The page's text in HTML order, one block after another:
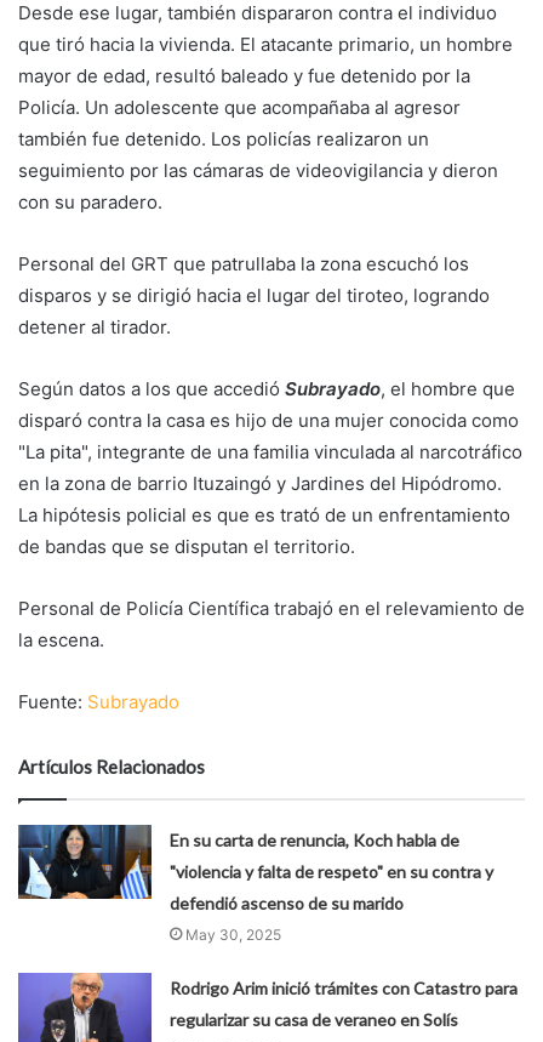
Desde ese lugar, también dispararon contra el individuo
que tiró hacia la vivienda. El atacante primario, un hombre
mayor de edad, resultó baleado y fue detenido por la
Policía. Un adolescente que acompañaba al agresor
también fue detenido. Los policías realizaron un
seguimiento por las cámaras de videovigilancia y dieron
con su paradero.
Personal del GRT que patrullaba la zona escuchó los
disparos y se dirigió hacia el lugar del tiroteo, logrando
detener al tirador.
Según datos a los que accedió Subrayado, el hombre que
disparó contra la casa es hijo de una mujer conocida como
"La pita", integrante de una familia vinculada al narcotráfico
en la zona de barrio Ituzaingó y Jardines del Hipódromo.
La hipótesis policial es que es trató de un enfrentamiento
de bandas que se disputan el territorio.
Personal de Policía Científica trabajó en el relevamiento de
la escena.
Fuente: Subrayado
Artículos Relacionados
En su carta de renuncia, Koch habla de
"violencia y falta de respeto" en su contra y
defendió ascenso de su marido
May 30, 2025
Rodrigo Arim inició trámites con Catastro para
regularizar su casa de veraneo en Solís